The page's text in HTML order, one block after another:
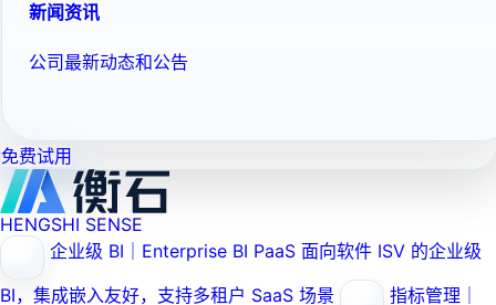
新闻资讯
公司最新动态和公告
免费试用
HENGSHI SENSE
企业级 BI｜Enterprise BI PaaS 面向软件 ISV 的企业级
BI，集成嵌入友好，支持多租户 SaaS 场景
指标管理｜